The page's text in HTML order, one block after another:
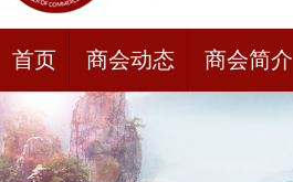
首页 商会动态 商会简介